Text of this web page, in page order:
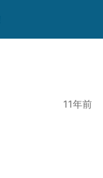
11年前